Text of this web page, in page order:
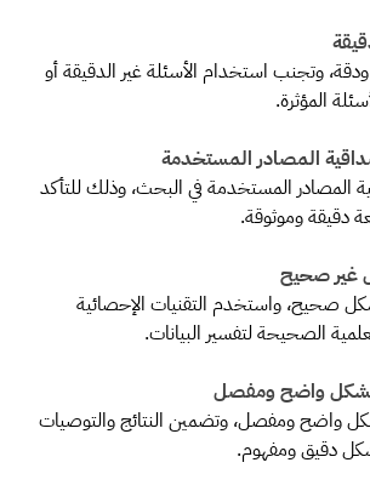
وتجنب استخدام الأسئلة غير الدقيقة أو
المؤثرة.
المصادر المستخدمة
المصادر المستخدمة في البحث، وذلك للتأكد
دقيقة وموثوقة.
غير صحيح
صحيح، واستخدم التقنيات الإحصائية
الصحيحة لتفسير البيانات.
بشكل واضح ومفصل
واضح ومفصل، وتضمين النتائج والتوصيات
دقيق ومفهوم.